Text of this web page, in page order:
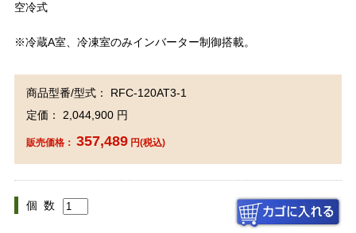
空冷式
※冷蔵A室、冷凍室のみインバーター制御搭載。
商品型番/型式： RFC-120AT3-1
定価： 2,044,900 円
販売価格： 357,489円(税込)
個 数